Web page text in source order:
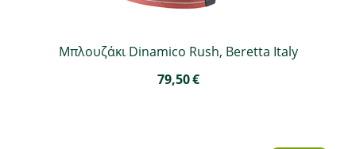
Μπλουζάκι Dinamico Rush, Beretta Italy
79,50€